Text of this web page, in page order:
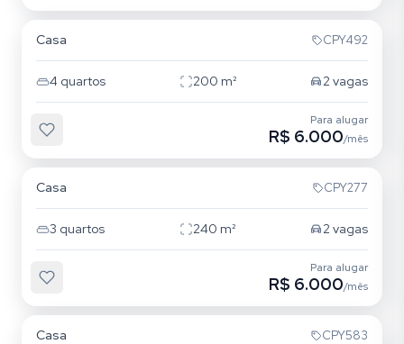
Casa CPY492
4 quartos 200 m² 2vagas
Para alugar
R$ 6.000/mês
Casa CPY277
3 quartos 240 m² 2vagas
Para alugar
R$ 6.000/mês
Casa CPY583